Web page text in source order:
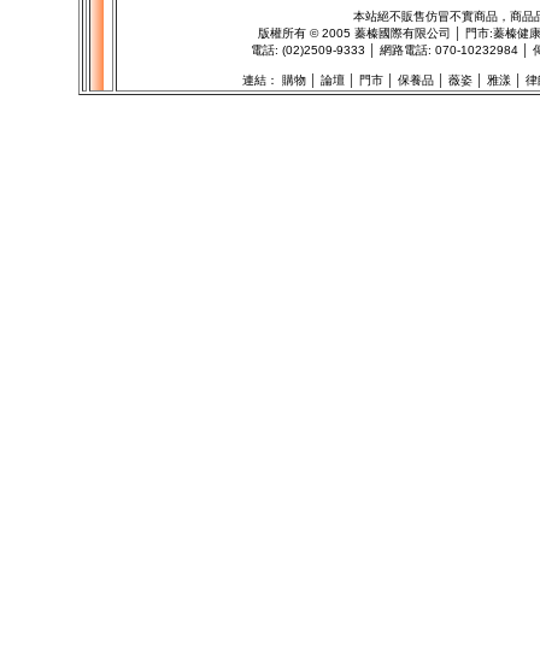
本站絕不販售仿冒不實商品，商品
版權所有 ©2005 蓁榛國際有限公司 │ 門市:蓁榛健
電話: (02)2509-9333 │ 網路電話: 070-10232984 │
連結： 購物│ 論壇│ 門市│ 保養品│ 薇姿│ 雅漾 律